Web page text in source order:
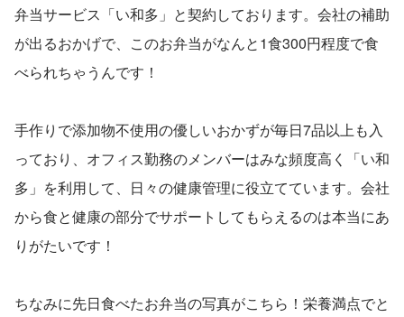
弁当サービス「い和多」と契約しております。会社の補助
が出るおかげで、このお弁当がなんと1食300円程度で食
べられちゃうんです！
手作りで添加物不使用の優しいおかずが毎日7品以上も入
っており、オフィス勤務のメンバーはみな頻度高く「い和
多」を利用して、日々の健康管理に役立てています。会社
から食と健康の部分でサポートしてもらえるのは本当にあ
りがたいです！
ちなみに先日食べたお弁当の写真がこちら！栄養満点でと